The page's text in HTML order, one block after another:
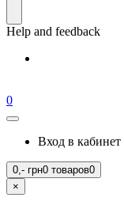
0
Вход в кабинет
0,- грн0 товаров0
×